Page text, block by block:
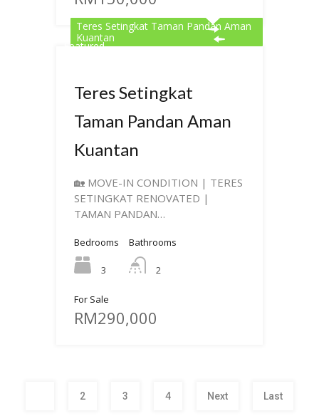
Featured
Teres Setingkat Taman Pandan Aman
Kuantan
Teres Setingkat
Taman Pandan Aman
Kuantan
🏡 MOVE-IN CONDITION | TERES
SETINGKAT RENOVATED |
TAMAN PANDAN…
Bedrooms
3
Bathrooms
2
For Sale
RM290,000
2 3 4 Next Last